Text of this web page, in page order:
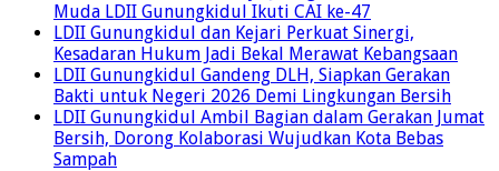
Muda LDII Gunungkidul Ikuti CAI ke-47
LDII Gunungkidul dan Kejari Perkuat Sinergi,
Kesadaran Hukum Jadi Bekal Merawat Kebangsaan
LDII Gunungkidul Gandeng DLH, Siapkan Gerakan
Bakti untuk Negeri 2026 Demi Lingkungan Bersih
LDII Gunungkidul Ambil Bagian dalam Gerakan Jumat
Bersih, Dorong Kolaborasi Wujudkan Kota Bebas
Sampah